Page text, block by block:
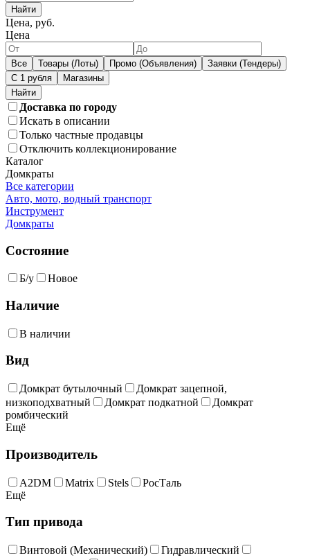
Найти
Цена, руб.
Цена
Все Товары (Лоты) Промо (Объявления)
Заявки (Тендеры)
С 1 рубля
Магазины
Доставка по городу
Искать в описании
Только частные продавцы
Отключить коллекционирование
Каталог
Домкраты
Все категории
Авто, мото, водный транспорт
Инструмент
Домкраты
Состояние
Б/у Новое
Наличие
В наличии
Вид
Домкрат бутылочный
Домкрат зацепной,
низкоподхватный
Домкрат подкатной
Домкрат
ромбический
Ещё
Производитель
A2DM Matrix Stels
РосТаль
Ещё
Тип привода
Винтовой (Механический)
Гидравлический